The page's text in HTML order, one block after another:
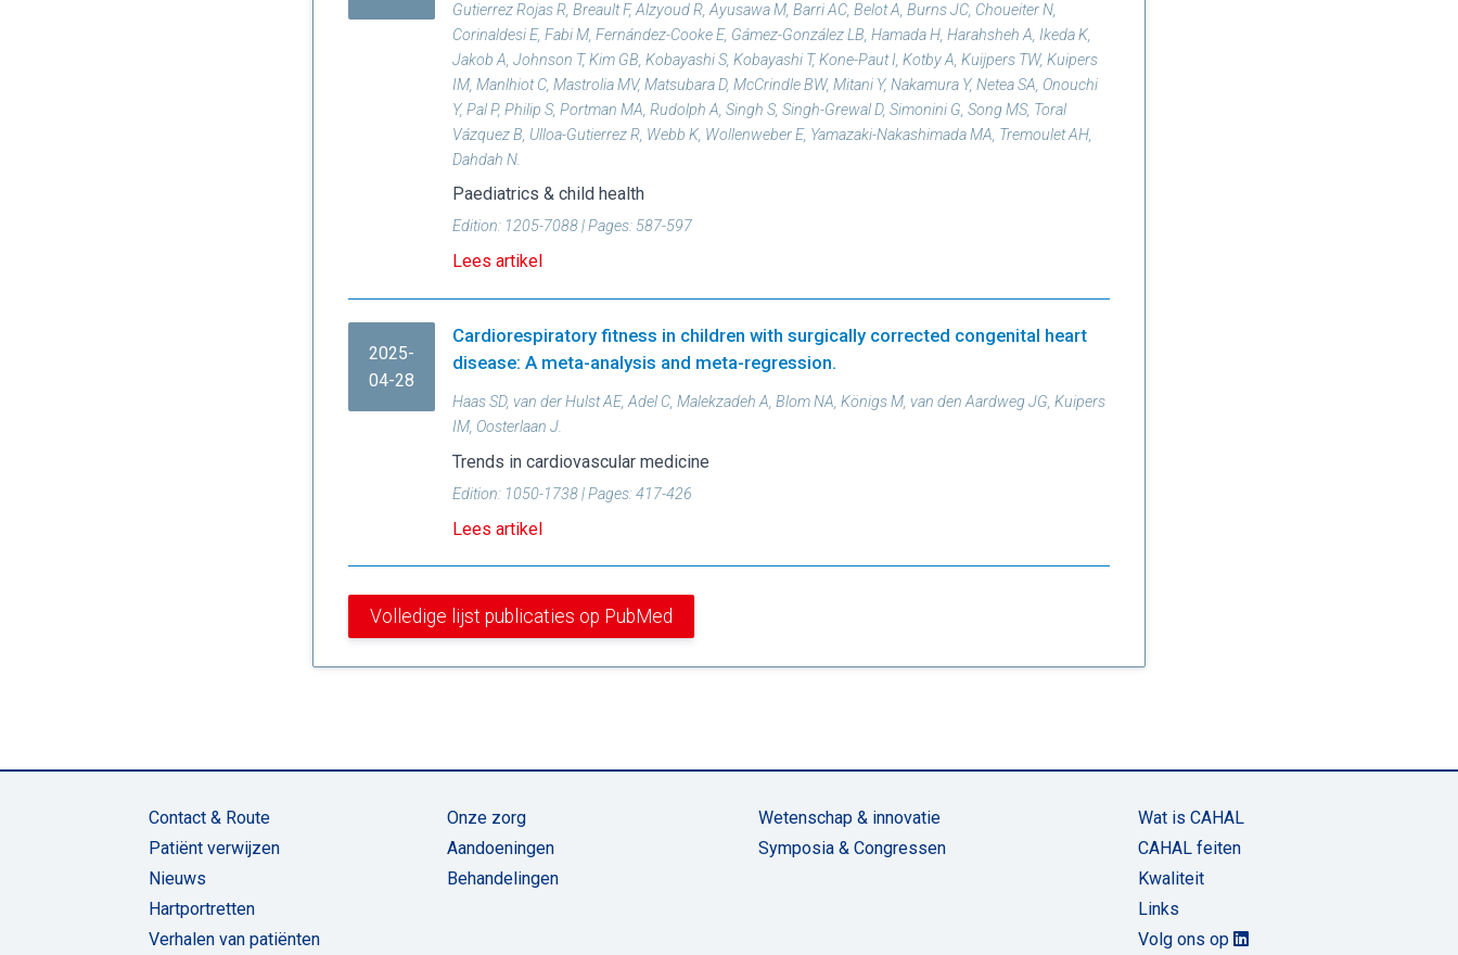
Gutierrez Rojas R, Breault F, Alzyoud R, Ayusawa M, Barri AC, Belot A, Burns JC, Choueiter N,
Corinaldesi E, Fabi M, Fernández-Cooke E, Gámez-González LB, Hamada H, Harahsheh A, Ikeda K,
Jakob A, Johnson T, Kim GB, Kobayashi S, Kobayashi T, Kone-Paut I, Kotby A, Kuijpers TW, Kuipers
IM, Manlhiot C, Mastrolia MV, Matsubara D, McCrindle BW, Mitani Y, Nakamura Y, Netea SA, Onouchi
Y, Pal P, Philip S, Portman MA, Rudolph A, Singh S, Singh-Grewal D, Simonini G, Song MS, Toral
Vázquez B, Ulloa-Gutierrez R, Webb K, Wollenweber E, Yamazaki-Nakashimada MA, Tremoulet AH,
Dahdah N.
Paediatrics & child health
Edition: 1205-7088| Pages: 587-597
Lees artikel
2025-
04-28
Cardiorespiratory fitness in children with surgically corrected congenital heart
disease: A meta-analysis and meta-regression.
Haas SD, van der Hulst AE, Adel C, Malekzadeh A, Blom NA, Königs M, van den Aardweg JG, Kuipers
IM, Oosterlaan J.
Trends in cardiovascular medicine
Edition: 1050-1738| Pages:417-426
Lees artikel
Volledige lijst publicaties op PubMed
Contact & Route
Patiënt verwijzen
Nieuws
Hartportretten
Verhalen van patiënten
Onze zorg
Aandoeningen
Behandelingen
Wetenschap & innovatie
Symposia & Congressen
Wat is CAHAL
CAHAL feiten
Kwaliteit
Links
Volg ons op